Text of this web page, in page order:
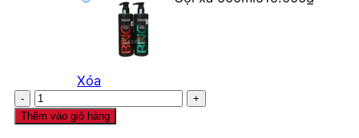
Xóa
Dầu
gội
xả
Thêm vào giỏ hàng